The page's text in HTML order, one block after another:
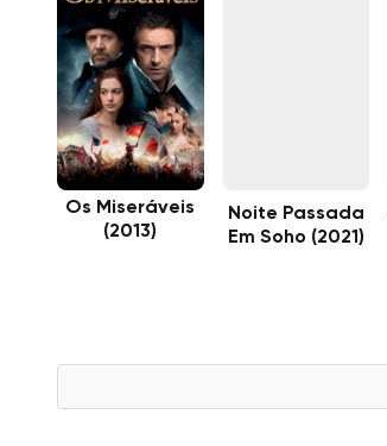
Os Miseráveis
(2013)
Noite Passada
Em Soho (2021)